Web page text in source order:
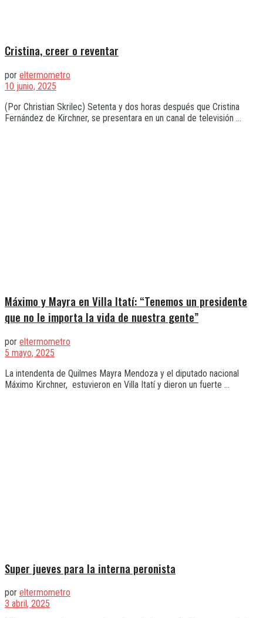
Cristina, creer o reventar
por eltermometro
10 junio, 2025
(Por Christian Skrilec) Setenta y dos horas después que Cristina
Fernández de Kirchner, se presentara en un canal de televisión ...
Máximo y Mayra en Villa Itatí: “Tenemos un presidente
que no le importa la vida de nuestra gente”
por eltermometro
5 mayo, 2025
La intendenta de Quilmes Mayra Mendoza y el diputado nacional
Máximo Kirchner, estuvieron en Villa Itatí y dieron un fuerte ...
Super jueves para la interna peronista
por eltermometro
3 abril, 2025